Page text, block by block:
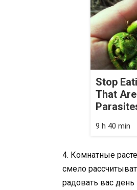
Stop
That
9 h 40 min
4. Комнатные
смело
радовать вас день